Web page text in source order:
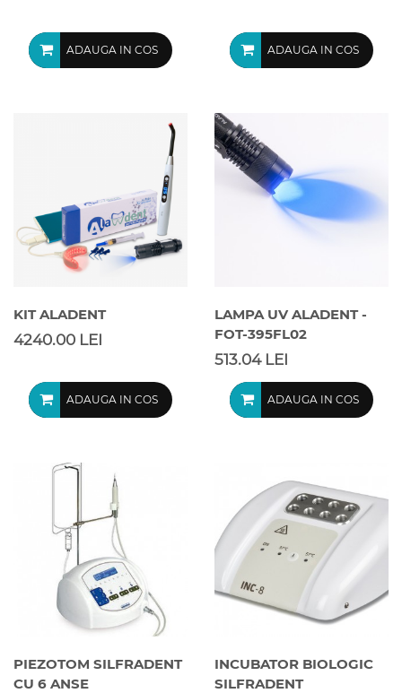
ADAUGA IN COS ADAUGA IN COS
KIT ALADENT
4240.00 LEI
ADAUGA IN COS
LAMPA UV ALADENT -
FOT-395FL02
513.04 LEI
ADAUGA IN COS
PIEZOTOM SILFRADENT
CU 6 ANSE
INCUBATOR BIOLOGIC
SILFRADENT